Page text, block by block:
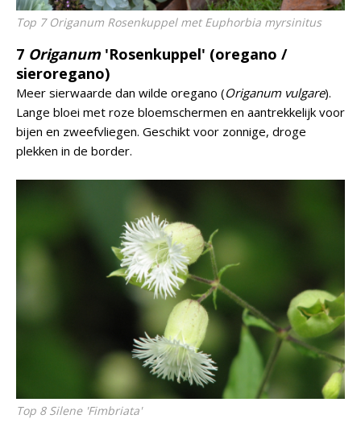
Top 7 Origanum Rosenkuppel met Euphorbia myrsinitus
7 Origanum'Rosenkuppel' (oregano /
sieroregano)
Meer sierwaarde dan wilde oregano (Origanum vulgare).
Lange bloei met roze bloemschermen en aantrekkelijk voor
bijen en zweefvliegen. Geschikt voor zonnige, droge
plekken in de border.
Top 8 Silene 'Fimbriata'